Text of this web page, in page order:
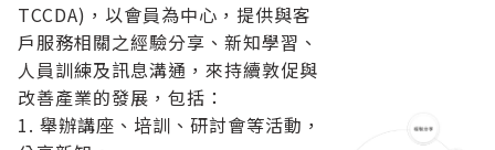
TCCDA)，以會員為中心，提供與客
戶服務相關之經驗分享、新知學習、
人員訓練及訊息溝通，來持續敦促與
改善產業的發展，包括：
1. 舉辦講座、培訓、研討會等活動，